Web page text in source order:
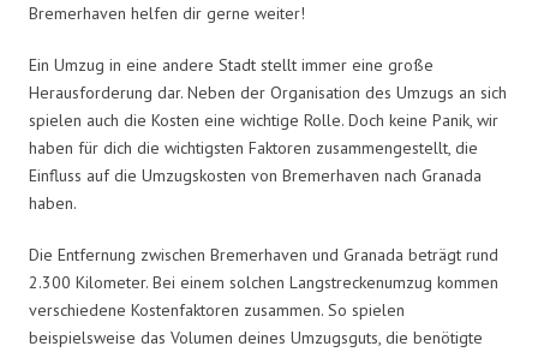
Bremerhaven helfen dir gerne weiter!
Ein Umzug in eine andere Stadt stellt immer eine große
Herausforderung dar. Neben der Organisation des Umzugs an sich
spielen auch die Kosten eine wichtige Rolle. Doch keine Panik, wir
haben für dich die wichtigsten Faktoren zusammengestellt, die
Einfluss auf die Umzugskosten von Bremerhaven nach Granada
haben.
Die Entfernung zwischen Bremerhaven und Granada beträgt rund
2.300 Kilometer. Bei einem solchen Langstreckenumzug kommen
verschiedene Kostenfaktoren zusammen. So spielen
beispielsweise das Volumen deines Umzugsguts, die benötigte